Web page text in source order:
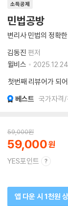
소득공제
민법공방
변리사 민법의 정확
김동진 편저
윌비스
첫번째 리뷰어가 되
베스트 국가자격
59,000원
59,000
YES포인트
앱 다운 시 1천원